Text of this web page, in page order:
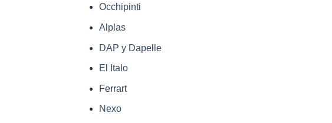
Occhipinti
Alplas
DAP y Dapelle
El Italo
Ferrart
Nexo